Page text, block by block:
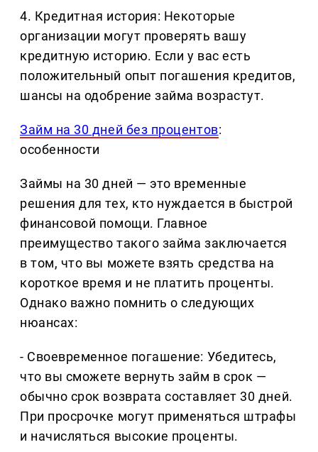
4. Кредитная история: Некоторые
организации могут проверять вашу
кредитную историю. Если у вас есть
положительный опыт погашения кредитов,
шансы на одобрение займа возрастут.
Займ на 30 дней без процентов:
особенности
Займы на 30 дней — это временные
решения для тех, кто нуждается в быстрой
финансовой помощи. Главное
преимущество такого займа заключается
в том, что вы можете взять средства на
короткое время и не платить проценты.
Однако важно помнить о следующих
нюансах:
- Своевременное погашение: Убедитесь,
что вы сможете вернуть займ в срок —
обычно срок возврата составляет 30 дней.
При просрочке могут применяться штрафы
и начисляться высокие проценты.